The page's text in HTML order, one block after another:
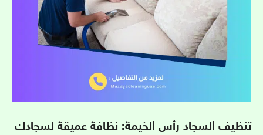
تنظيف السجاد رأس الخيمة: نظافة عميقة لسجادك